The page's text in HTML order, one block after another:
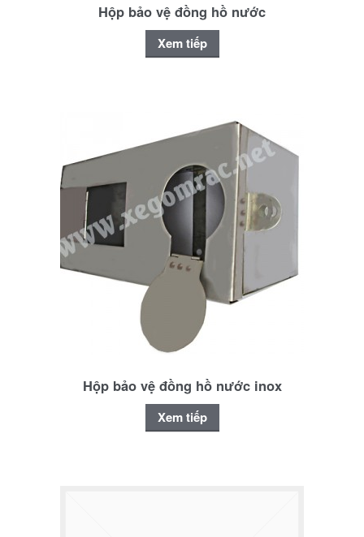
Hộp bảo vệ đồng hồ nước
Xem tiếp
Hộp bảo vệ đồng hồ nước inox
Xem tiếp